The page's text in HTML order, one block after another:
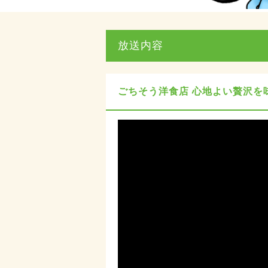
放送内容
ごちそう洋食店 心地よい贅沢を